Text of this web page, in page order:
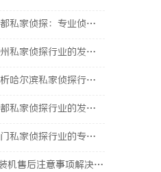
侦探：专业侦查服务助您解心中疑惑
侦探行业的发展与实际应用全解析
滨私家侦探行业的发展与应用现状
侦探行业的发展与应用前景分析
侦探行业的专业服务与发展趋势
机售后注意事项解决方案